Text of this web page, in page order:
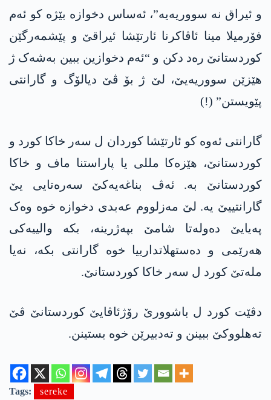
و ئیراق نە سووریەیە”، ئەساس دخوازە بێژە کو ئەم
فۆرمیلا مینا ئاڤاکرنا ئارتێشا ئیراقێ و پێشمەرگێن
کوردستانێ رەد دکن و “ئەم دخوازین ببین بەشەک ژ
ھێزێن سووریەیێ، لێ ژ بۆ ڤێ دیالۆگ و گارانتی
پێویستن” (!)
گارانتی ئەوە کو ئارتێشا کوردان ل سەر خاکا کورد و
کوردستانێ، ھێزەکا مللی یا پاراستنا ماف و خاکا
کوردستانێ بە. ئەڤ بناغەیەکێ سەرەتایی یێ
گارانتییێ یە. لێ مەزلووم عەبدی دخوازە خوە وەک
پەیایێ دەولەتا شامێ بپەژرینە، بکە والییەکی
ھەرێمی و دەستھلاتدارییا خوە گارانتی بکە، نەیا
ملەتێ کورد ل سەر خاکا کوردستانێ.
دڤێت کورد ل باشوورێ رۆژئاڤایێ کوردستانێ ڤێ
تەھلووکێ ببینن و تەدبیرێن خوە بستینن.
Tags: sereke